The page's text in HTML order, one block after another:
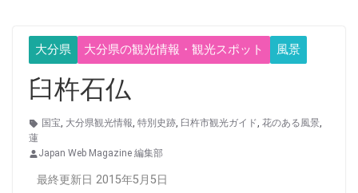
大分県 大分県の観光情報・観光スポット 風景
臼杵石仏
国宝, 大分県観光情報, 特別史跡, 臼杵市観光ガイド, 花のある風景,
蓮
Japan Web Magazine 編集部
最終更新日 2015年5月5日